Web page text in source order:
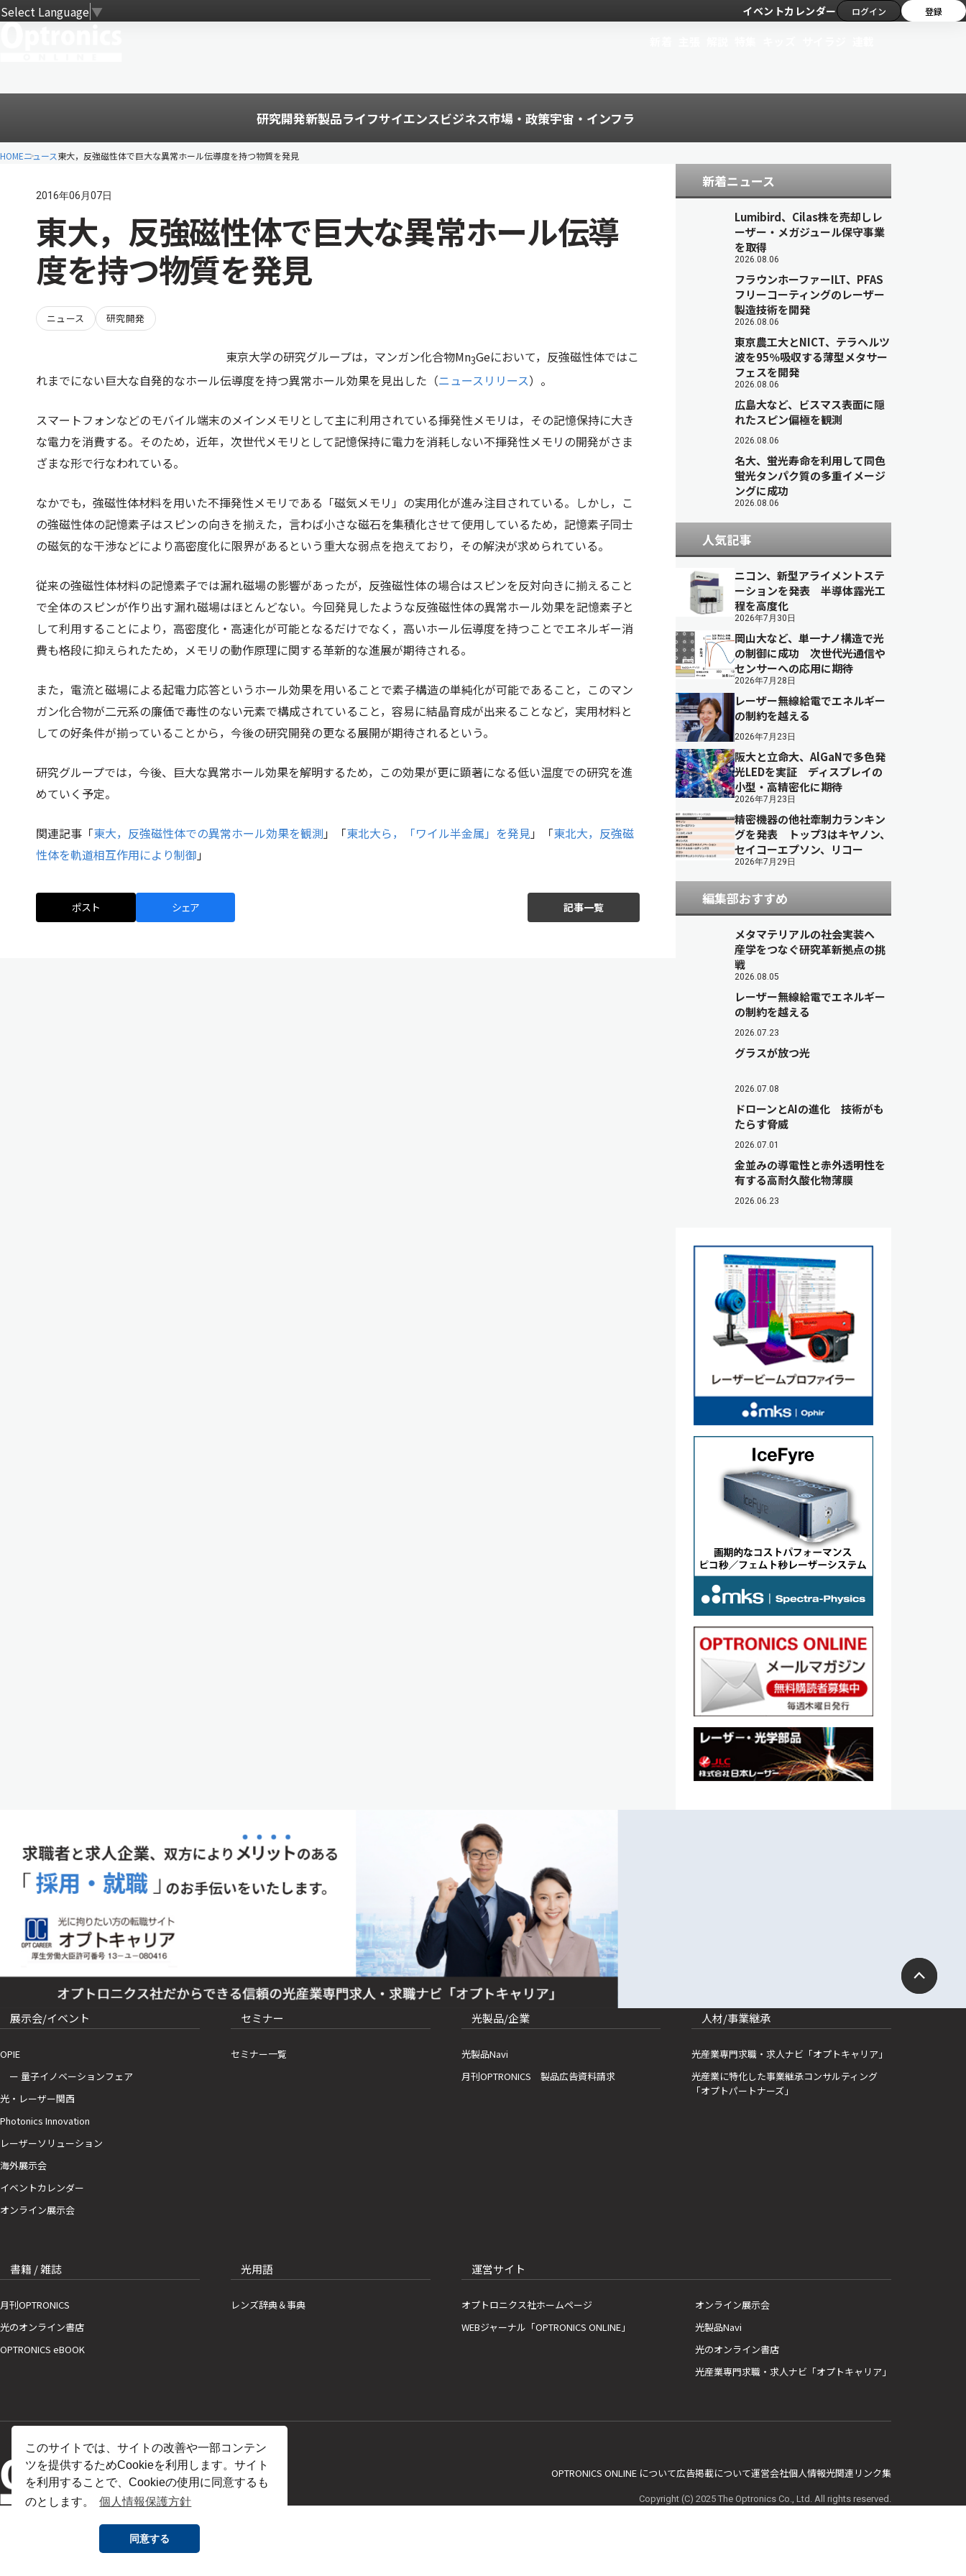
このサイトでは、サイトの改善や一部コンテン
ツを提供するためCookieを利用します。サイト
を利用することで、Cookieの使用に同意するも
のとします。
個人情報保護方針
同意する
Select Language▼ イベントカレンダー ログイン 登録
研究開発新製品ライフサイエンスビジネス市場・政策宇宙・インフラ
HOMEニュース東大，反強磁性体で巨大な異常ホール伝導度を持つ物質を発見
2016年06月07日
東大，反強磁性体で巨大な異常ホール伝導
度を持つ物質を発見
ニュース 研究開発
東京大学の研究グループは，マンガン化合物Mn3Geにおいて，反強磁性体ではこ
れまでにない巨大な自発的なホール伝導度を持つ異常ホール効果を見出した（ニュースリリース）。
スマートフォンなどのモバイル端末のメインメモリとして主に利用されている揮発性メモリは，その記憶保持に大き
な電力を消費する。そのため，近年，次世代メモリとして記憶保持に電力を消耗しない不揮発性メモリの開発がさま
ざまな形で行なわれている。
なかでも，強磁性体材料を用いた不揮発性メモリである「磁気メモリ」の実用化が進み注目されている。しかし，こ
の強磁性体の記憶素子はスピンの向きを揃えた，言わば小さな磁石を集積化させて使用しているため，記憶素子同士
の磁気的な干渉などにより高密度化に限界があるという重大な弱点を抱えており，その解決が求められている。
従来の強磁性体材料の記憶素子では漏れ磁場の影響があったが，反強磁性体の場合はスピンを反対向きに揃えること
で全体のスピンが作り出す漏れ磁場はほとんどない。今回発見したような反強磁性体の異常ホール効果を記憶素子と
して利用することにより，高密度化・高速化が可能となるだけでなく，高いホール伝導度を持つことでエネルギー消
費も格段に抑えられたため，メモリの動作原理に関する革新的な進展が期待される。
また，電流と磁場による起電力応答というホール効果を用いることで素子構造の単純化が可能であること，このマン
ガン化合物が二元系の廉価で毒性のない元素で構成されていること，容易に結晶育成が出来ることなど，実用材料と
しての好条件が揃っていることから，今後の研究開発の更なる展開が期待されるという。
研究グループでは，今後、巨大な異常ホール効果を解明するため，この効果が更に顕著になる低い温度での研究を進
めていく予定。
関連記事「東大，反強磁性体での異常ホール効果を観測」「東北大ら，「ワイル半金属」を発見」「東北大，反強磁
性体を軌道相互作用により制御」
ポスト シェア 記事一覧
新着ニュース
Lumibird、Cilas株を売却しレ
ーザー・メガジュール保守事業
を取得
2026.08.06
フラウンホーファーILT、PFAS
フリーコーティングのレーザー
製造技術を開発
2026.08.06
東京農工大とNICT、テラヘルツ
波を95％吸収する薄型メタサー
フェスを開発
2026.08.06
広島大など、ビスマス表面に隠
れたスピン偏極を観測
2026.08.06
名大、蛍光寿命を利用して同色
蛍光タンパク質の多重イメージ
ングに成功
2026.08.06
人気記事
ニコン、新型アライメントステ
ーションを発表 半導体露光工
程を高度化
2026年7月30日
岡山大など、単一ナノ構造で光
の制御に成功 次世代光通信や
センサーへの応用に期待
2026年7月28日
レーザー無線給電でエネルギー
の制約を越える
2026年7月23日
阪大と立命大、AlGaNで多色発
光LEDを実証 ディスプレイの
小型・高精密化に期待
2026年7月23日
精密機器の他社牽制力ランキン
グを発表 トップ3はキヤノン、
セイコーエプソン、リコー
2026年7月29日
編集部おすすめ
メタマテリアルの社会実装へ
産学をつなぐ研究革新拠点の挑
戦
2026.08.05
レーザー無線給電でエネルギー
の制約を越える
2026.07.23
グラスが放つ光
2026.07.08
ドローンとAIの進化 技術がも
たらす脅威
2026.07.01
金並みの導電性と赤外透明性を
有する高耐久酸化物薄膜
2026.06.23
展示会/イベント
OPIE
ー 量子イノベーションフェア
光・レーザー関西
Photonics Innovation
レーザーソリューション
海外展示会
イベントカレンダー
オンライン展示会
セミナー
セミナー一覧
光製品/企業
光製品Navi
月刊OPTRONICS 製品広告資料請求
人材/事業継承
光産業専門求職・求人ナビ「オプトキャリア」
光産業に特化した事業継承コンサルティング
「オプトパートナーズ」
書籍 / 雑誌
月刊OPTRONICS
光のオンライン書店
OPTRONICS eBOOK
光用語
レンズ辞典＆事典
運営サイト
オプトロニクス社ホームページ
WEBジャーナル「OPTRONICS ONLINE」
オンライン展示会
光製品Navi
光のオンライン書店
光産業専門求職・求人ナビ「オプトキャリア」
OPTRONICS ONLINE について広告掲載について運営会社個人情報光関連リンク集
Copyright (C) 2025 The Optronics Co., Ltd. All rights reserved.